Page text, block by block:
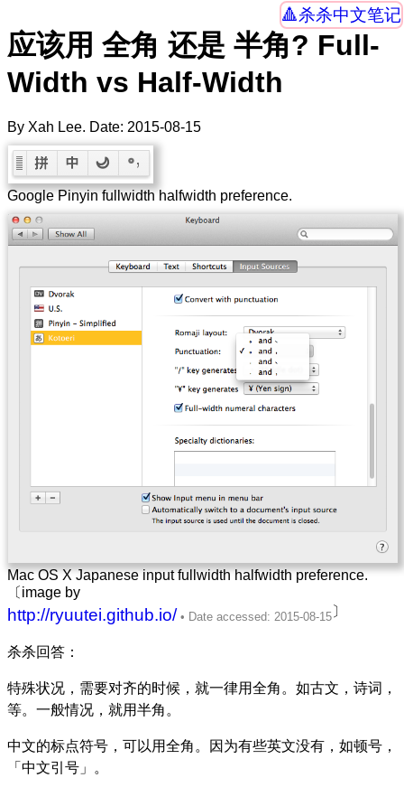
杀杀中文笔记
应该用 全角 还是 半角? Full-
Width vs Half-Width
By Xah Lee. Date: 2015-08-15
Google Pinyin fullwidth halfwidth preference.
Mac OS X Japanese input fullwidth halfwidth preference.
〔image by
http://ryuutei.github.io/ 〕
杀杀回答：
特殊状况，需要对齐的时候，就一律用全角。如古文，诗词，
等。一般情况，就用半角。
中文的标点符号，可以用全角。因为有些英文没有，如顿号，
「中文引号」。